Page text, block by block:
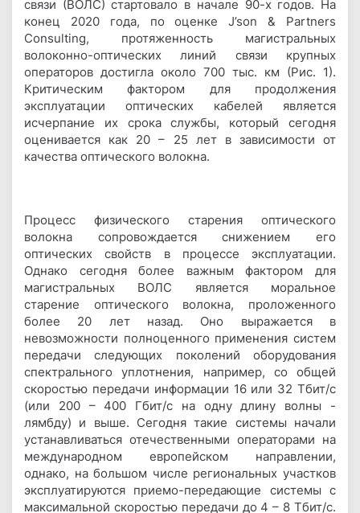
связи (ВОЛС) стартовало в начале 90-х годов. На
конец 2020 года, по оценке J’son & Partners
Consulting, протяженность магистральных
волоконно-оптических линий связи крупных
операторов достигла около 700 тыс. км (Рис. 1).
Критическим фактором для продолжения
эксплуатации оптических кабелей является
исчерпание их срока службы, который сегодня
оценивается как 20 – 25 лет в зависимости от
качества оптического волокна.
Процесс физического старения оптического
волокна сопровождается снижением его
оптических свойств в процессе эксплуатации.
Однако сегодня более важным фактором для
магистральных ВОЛС является моральное
старение оптического волокна, проложенного
более 20 лет назад. Оно выражается в
невозможности полноценного применения систем
передачи следующих поколений оборудования
спектрального уплотнения, например, со общей
скоростью передачи информации 16 или 32 Тбит/с
(или 200 – 400 Гбит/с на одну длину волны -
лямбду) и выше. Сегодня такие системы начали
устанавливаться отечественными операторами на
международном европейском направлении,
однако, на большом числе региональных участков
эксплуатируются приемо-передающие системы с
максимальной скоростью передачи до 4 – 8 Тбит/с.